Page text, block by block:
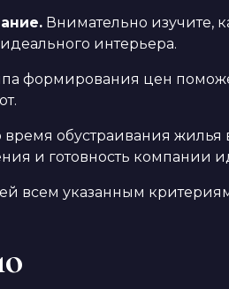
Внимательно изучите,
интерьера.
формирования цен поможет
время обустраивания
и готовность компании
указанным